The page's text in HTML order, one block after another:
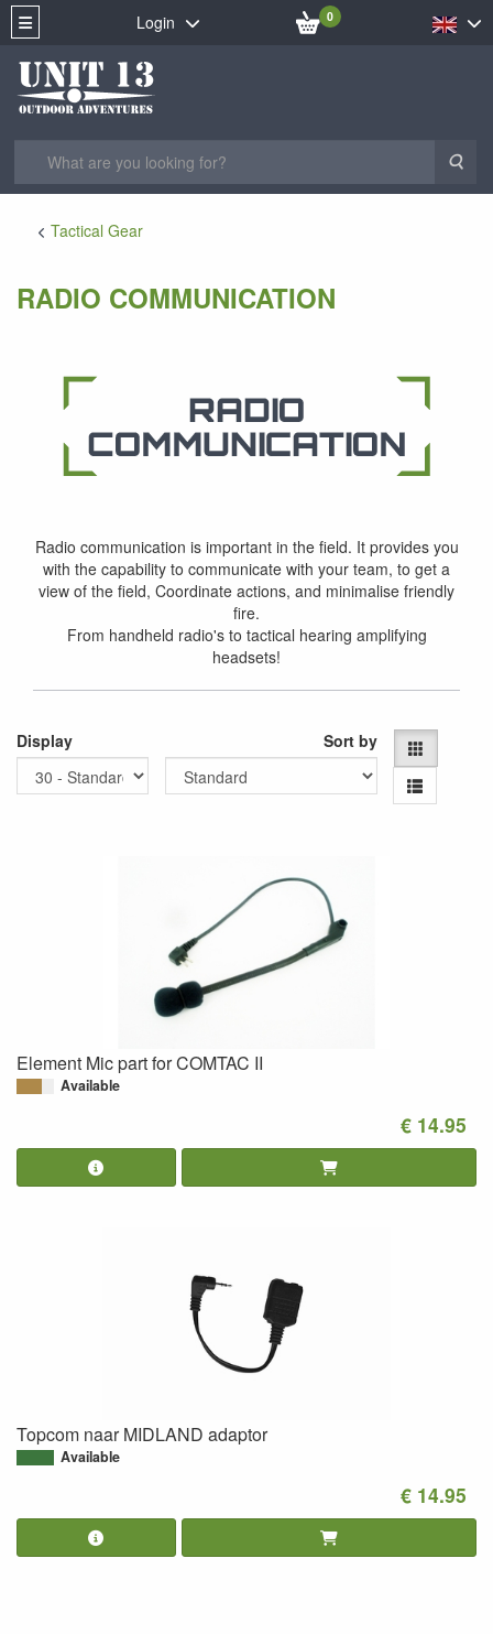
Login 0
Tactical Gear
RADIO COMMUNICATION
Radio communication is important in the field. It provides you
with the capability to communicate with your team, to get a
view of the field, Coordinate actions, and minimalise friendly
fire.
From handheld radio's to tactical hearing amplifying
headsets!
Display Sort by
Element Mic part for COMTAC II
Available
€ 14.95
Topcom naar MIDLAND adaptor
Available
€ 14.95